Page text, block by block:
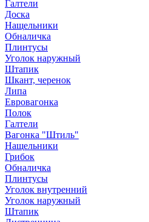
Галтели
Доска
Нащельники
Обналичка
Плинтусы
Уголок наружный
Штапик
Шкант, черенок
Липа
Евровагонка
Полок
Галтели
Вагонка "Штиль"
Нащельники
Грибок
Обналичка
Плинтусы
Уголок внутренний
Уголок наружный
Штапик